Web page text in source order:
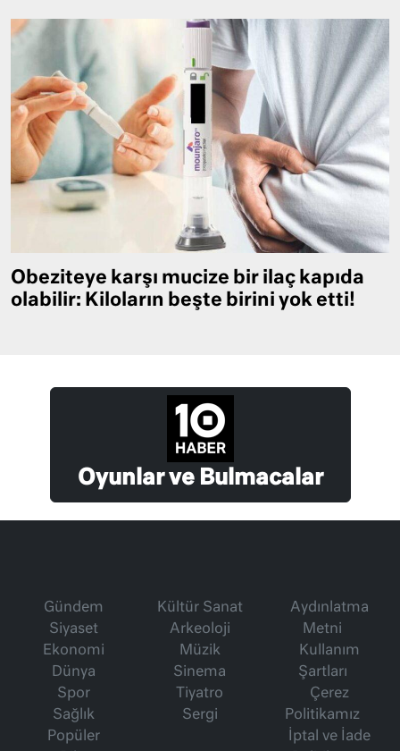
Obeziteye karşı mucize bir ilaç kapıda
olabilir: Kiloların beşte birini yok etti!
Oyunlar ve Bulmacalar
Gündem
Siyaset
Ekonomi
Dünya
Spor
Sağlık
Popüler
Kültür Sanat
Arkeoloji
Müzik
Sinema
Tiyatro
Sergi
Aydınlatma
Metni
Kullanım
Şartları
Çerez
Politikamız
İptal ve İade